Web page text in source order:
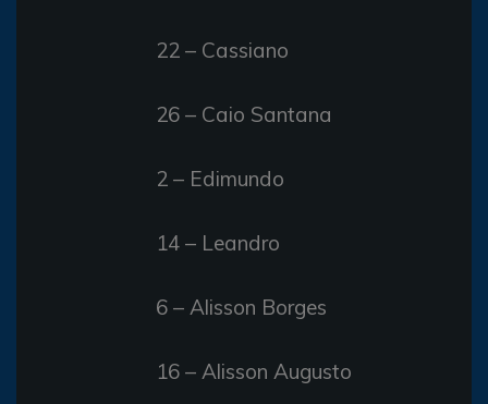
22 – Cassiano
26 – Caio Santana
2 – Edimundo
14 – Leandro
6 – Alisson Borges
16 – Alisson Augusto